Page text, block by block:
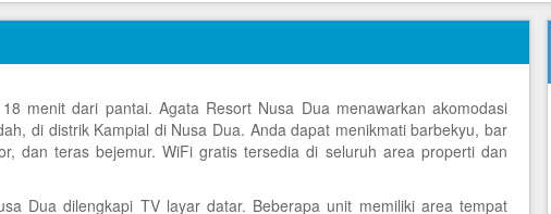
menit dari pantai. Agata Resort Nusa Dua menawarkan akomodasi
di distrik Kampial di Nusa Dua. Anda dapat menikmati barbekyu, bar
dan teras bejemur. WiFi gratis tersedia di seluruh area properti dan
Dua dilengkapi TV layar datar. Beberapa unit memiliki area tempat